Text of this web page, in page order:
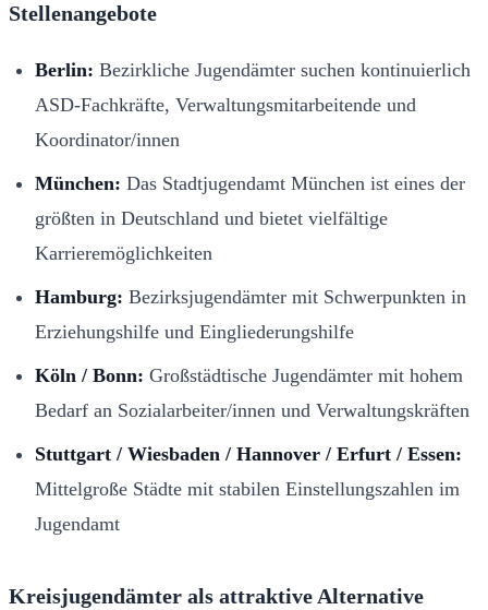
Stellenangebote
Berlin: Bezirkliche Jugendämter suchen kontinuierlich
ASD-Fachkräfte, Verwaltungsmitarbeitende und
Koordinator/innen
München: Das Stadtjugendamt München ist eines der
größten in Deutschland und bietet vielfältige
Karrieremöglichkeiten
Hamburg: Bezirksjugendämter mit Schwerpunkten in
Erziehungshilfe und Eingliederungshilfe
Köln / Bonn: Großstädtische Jugendämter mit hohem
Bedarf an Sozialarbeiter/innen und Verwaltungskräften
Stuttgart / Wiesbaden / Hannover / Erfurt / Essen:
Mittelgroße Städte mit stabilen Einstellungszahlen im
Jugendamt
Kreisjugendämter als attraktive Alternative